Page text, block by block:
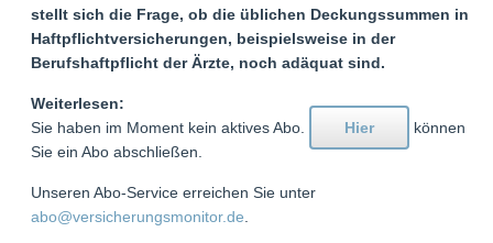
stellt sich die Frage, ob die üblichen Deckungssummen in
Haftpflichtversicherungen, beispielsweise in der
Berufshaftpflicht der Ärzte, noch adäquat sind.
Weiterlesen:
Sie haben im Moment kein aktives Abo.
Hier
können
Sie ein Abo abschließen.
Unseren Abo-Service erreichen Sie unter
abo@versicherungsmonitor.de